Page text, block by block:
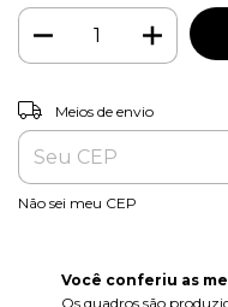
Entregas para o CEP:
Meios de envio
Não sei meu CEP
Você conferiu as
Os quadros são